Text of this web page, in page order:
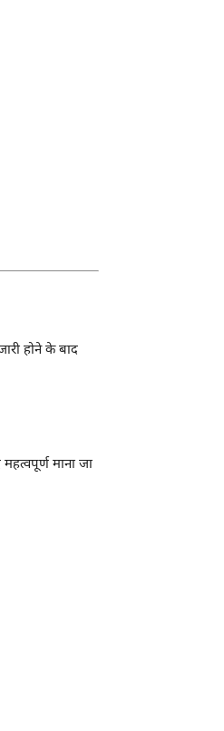
होने के बाद
माना जा